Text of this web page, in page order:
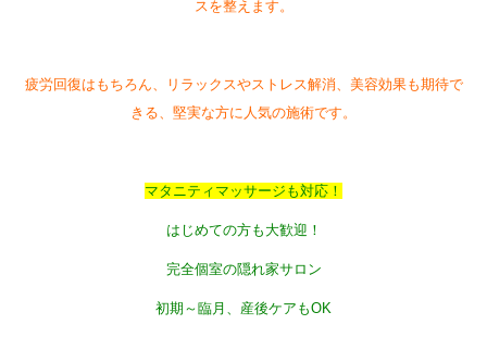
スを整えます。
疲労回復はもちろん、リラックスやストレス解消、美容効果も期待で
きる、堅実な方に人気の施術です。
マタニティマッサージも対応！
はじめての方も大歓迎！
完全個室の隠れ家サロン
初期～臨月、産後ケアもOK